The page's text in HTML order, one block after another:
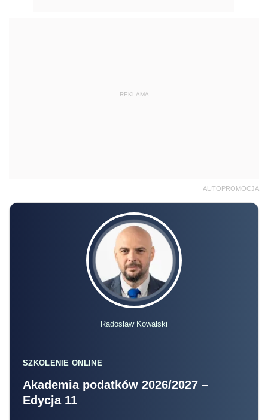
REKLAMA
AUTOPROMOCJA
Radosław Kowalski
SZKOLENIE ONLINE
Akademia podatków 2026/2027 –
Edycja 11